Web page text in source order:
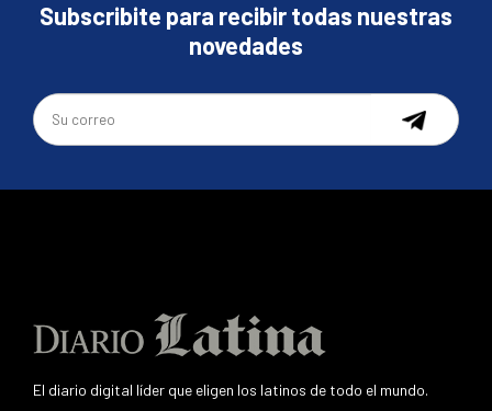
Subscribite para recibir todas nuestras
novedades
El diario digital líder que eligen los latinos de todo el mundo.